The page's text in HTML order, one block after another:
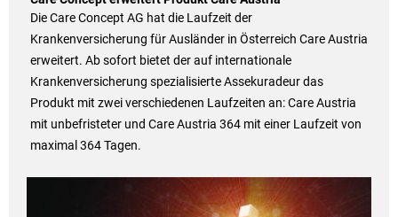
Die Care Concept AG hat die Laufzeit der
Krankenversicherung für Ausländer in Österreich Care Austria
erweitert. Ab sofort bietet der auf internationale
Krankenversicherung spezialisierte Assekuradeur das
Produkt mit zwei verschiedenen Laufzeiten an: Care Austria
mit unbefristeter und Care Austria 364 mit einer Laufzeit von
maximal 364 Tagen.